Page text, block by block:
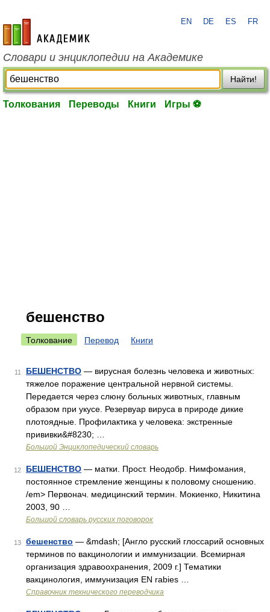
academic.ru
EN DE ES FR
Словари и энциклопедии на Академике
Найти!
Толкования Переводы Книги Игры ⚽
бешенство
Толкование Перевод Книги
11 БЕШЕНСТВО — вирусная болезнь человека и животных:
тяжелое поражение центральной нервной системы.
Передается через слюну больных животных, главным
образом при укусе. Резервуар вируса в природе дикие
плотоядные. Профилактика у человека: экстренные
прививки&#8230; …
Большой Энциклопедический словарь
12 БЕШЕНСТВО — матки. Прост. Неодобр. Нимфомания,
постоянное стремление женщины к половому сношению.
/em> Первонач. медицинский термин. Мокиенко, Никитина
2003, 90 …
Большой словарь русских поговорок
13 бешенство — &mdash; [Англо русский глоссарий основных
терминов по вакцинологии и иммунизации. Всемирная
организация здравоохранения, 2009 г.] Тематики
вакцинология, иммунизация EN rabies …
Справочник технического переводчика